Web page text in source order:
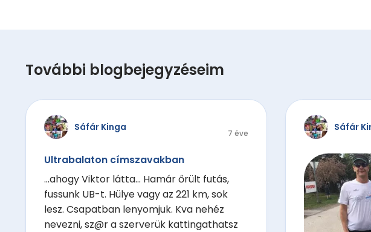
További blogbejegyzéseim
Sáfár Kinga
7 éve
Ultrabalaton címszavakban
...ahogy Viktor látta... Hamár őrült futás,
fussunk UB-t. Hülye vagy az 221 km, sok
lesz. Csapatban lenyomjuk. Kva nehéz
nevezni, sz@r a szerverük kattingathatsz
Sáfár